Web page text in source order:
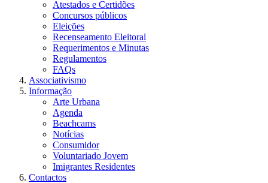
Atestados e Certidões
Concursos públicos
Eleições
Recenseamento Eleitoral
Requerimentos e Minutas
Regulamentos
FAQs
Associativismo
Informação
Arte Urbana
Agenda
Beachcams
Notícias
Consumidor
Voluntariado Jovem
Imigrantes Residentes
Contactos